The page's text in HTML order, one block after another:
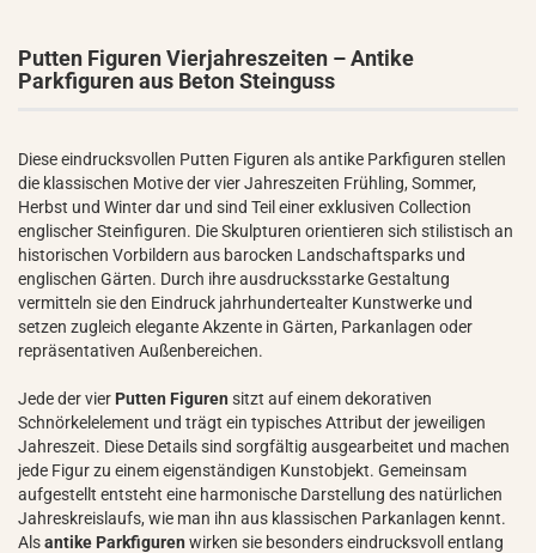
Putten Figuren Vierjahreszeiten – Antike
Parkfiguren aus Beton Steinguss
Diese eindrucksvollen Putten Figuren als antike Parkfiguren stellen
die klassischen Motive der vier Jahreszeiten Frühling, Sommer,
Herbst und Winter dar und sind Teil einer exklusiven Collection
englischer Steinfiguren. Die Skulpturen orientieren sich stilistisch an
historischen Vorbildern aus barocken Landschaftsparks und
englischen Gärten. Durch ihre ausdrucksstarke Gestaltung
vermitteln sie den Eindruck jahrhundertealter Kunstwerke und
setzen zugleich elegante Akzente in Gärten, Parkanlagen oder
repräsentativen Außenbereichen.
Jede der vier Putten Figuren sitzt auf einem dekorativen
Schnörkelelement und trägt ein typisches Attribut der jeweiligen
Jahreszeit. Diese Details sind sorgfältig ausgearbeitet und machen
jede Figur zu einem eigenständigen Kunstobjekt. Gemeinsam
aufgestellt entsteht eine harmonische Darstellung des natürlichen
Jahreskreislaufs, wie man ihn aus klassischen Parkanlagen kennt.
Alsantike Parkfiguren wirken sie besonders eindrucksvoll entlang